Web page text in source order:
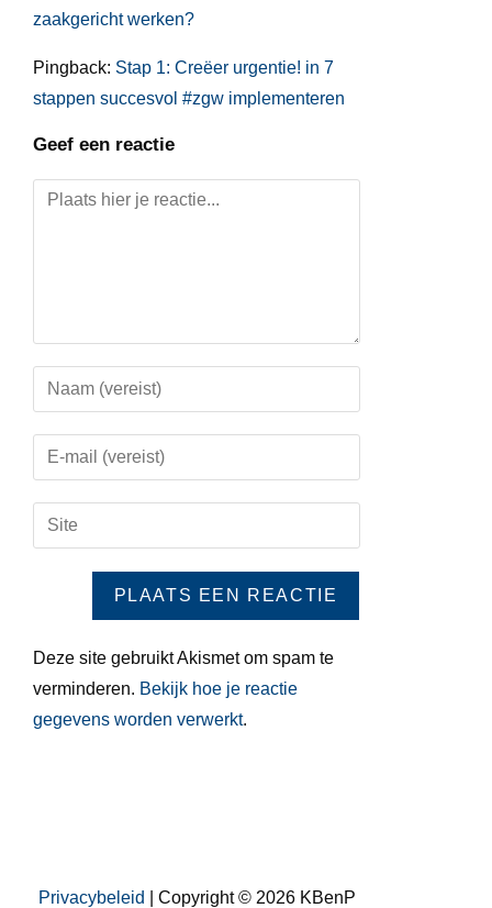
zaakgericht werken?
Pingback: Stap 1: Creëer urgentie! in 7
stappen succesvol #zgw implementeren
Geef een reactie
Deze site gebruikt Akismet om spam te
verminderen. Bekijk hoe je reactie
gegevens worden verwerkt.
Privacybeleid | Copyright © 2026 KBenP